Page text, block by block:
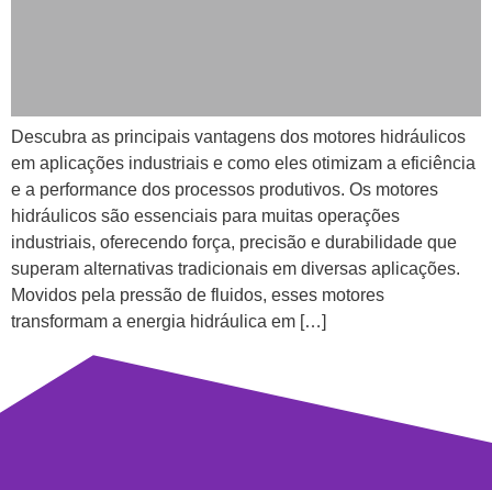
Descubra as principais vantagens dos motores hidráulicos
em aplicações industriais e como eles otimizam a eficiência
e a performance dos processos produtivos. Os motores
hidráulicos são essenciais para muitas operações
industriais, oferecendo força, precisão e durabilidade que
superam alternativas tradicionais em diversas aplicações.
Movidos pela pressão de fluidos, esses motores
transformam a energia hidráulica em […]